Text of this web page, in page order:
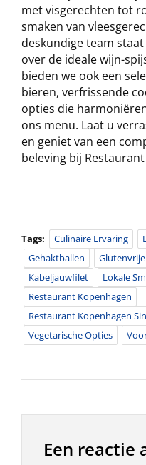
met visgerechten tot
smaken van
deskundige team
over de ideale wijn-
bieden we ook een
bieren, verfrissende
opties die
ons menu. Laat u
en geniet van een
beleving bij
Tags: Culinaire Ervaring
Gehaktballen
Kabeljauwfilet
Lokale
Restaurant Kopenhagen
Restaurant Kopenhagen
Vegetarische Opties
Een reactie